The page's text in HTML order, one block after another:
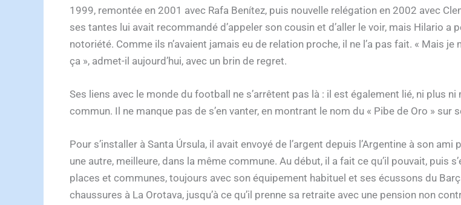
1999, remontée en 2001 avec Rafa Benítez, puis nouvelle relégation en 2002 avec
ses tantes lui avait recommandé d’appeler son cousin et d’aller le voir, mais Hilario
notoriété. Comme ils n’avaient jamais eu de relation proche, il ne l’a pas fait. « Mais
ça », admet-il aujourd’hui, avec un brin de regret.
Ses liens avec le monde du football ne s’arrêtent pas là : il est également lié, ni plus
commun. Il ne manque pas de s’en vanter, en montrant le nom du « Pibe de Oro » sur
Pour s’installer à Santa Úrsula, il avait envoyé de l’argent depuis l’Argentine à son
une autre, meilleure, dans la même commune. Au début, il a fait ce qu’il pouvait, puis
places et communes, toujours avec son équipement habituel et ses écussons du
chaussures à La Orotava, jusqu’à ce qu’il prenne sa retraite avec une pension non